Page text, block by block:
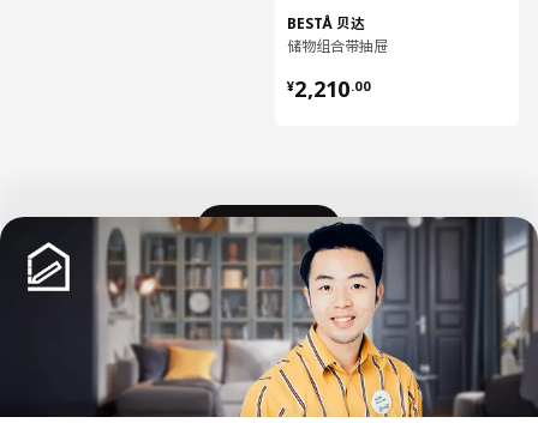
BESTÅ 贝达
储物组合带抽屉
¥2,210.00
¥ 2210.00
加载更多内容